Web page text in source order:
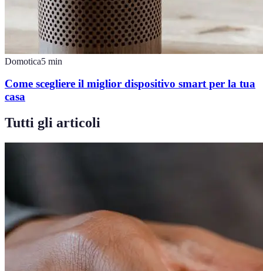
Domotica5 min
Come scegliere il miglior dispositivo smart per la tua
casa
Tutti gli articoli